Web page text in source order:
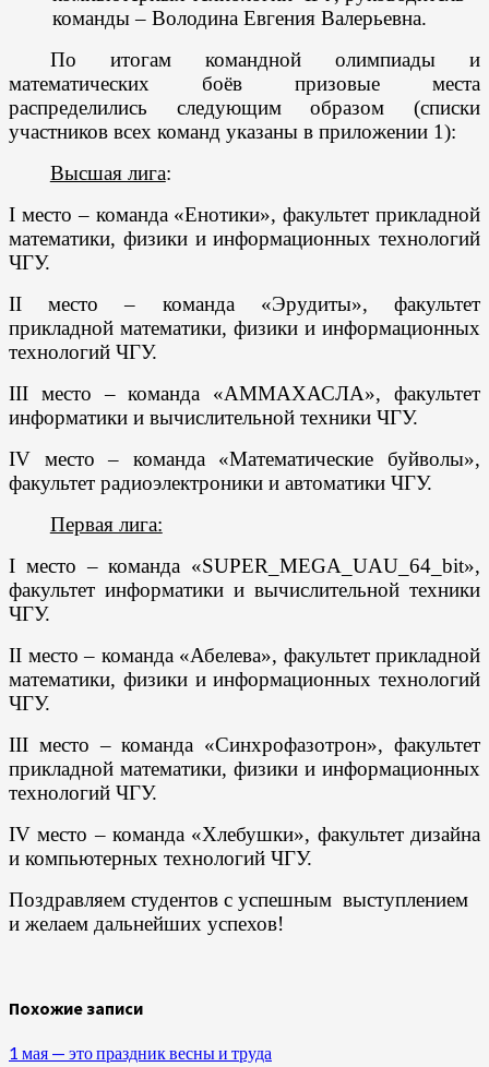
команды – Володина Евгения Валерьевна.
По итогам командной олимпиады и
математических боёв призовые места
распределились следующим образом (списки
участников всех команд указаны в приложении 1):
Высшая лига:
I место– команда «Енотики», факультет прикладной
математики, физики и информационных технологий
ЧГУ.
II место – команда «Эрудиты», факультет
прикладной математики, физики и информационных
технологий ЧГУ.
III место – команда «АММАХАСЛА», факультет
информатики и вычислительной техники ЧГУ.
IV место – команда «Математические буйволы»,
факультет радиоэлектроники и автоматики ЧГУ.
Первая лига:
I место– команда «SUPER MEGA UАU _64_ bit»,
факультет информатики и вычислительной техники
ЧГУ.
II место – команда «Абелева», факультет прикладной
математики, физики и информационных технологий
ЧГУ.
III место – команда «Синхрофазотрон», факультет
прикладной математики, физики и информационных
технологий ЧГУ.
IV место – команда «Хлебушки», факультет дизайна
и компьютерных технологий ЧГУ.
Поздравляем студентов с успешным выступлением
и желаем дальнейших успехов!
Похожие записи
1 мая — это праздник весны и труда